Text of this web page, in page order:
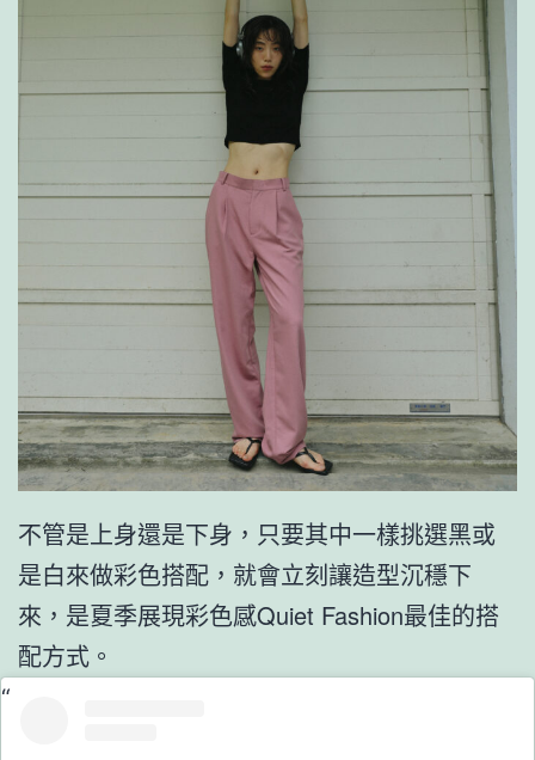
不管是上身還是下身，只要其中一樣挑選黑或
是白來做彩色搭配，就會立刻讓造型沉穩下
來，是夏季展現彩色感Quiet Fashion最佳的搭
配方式。